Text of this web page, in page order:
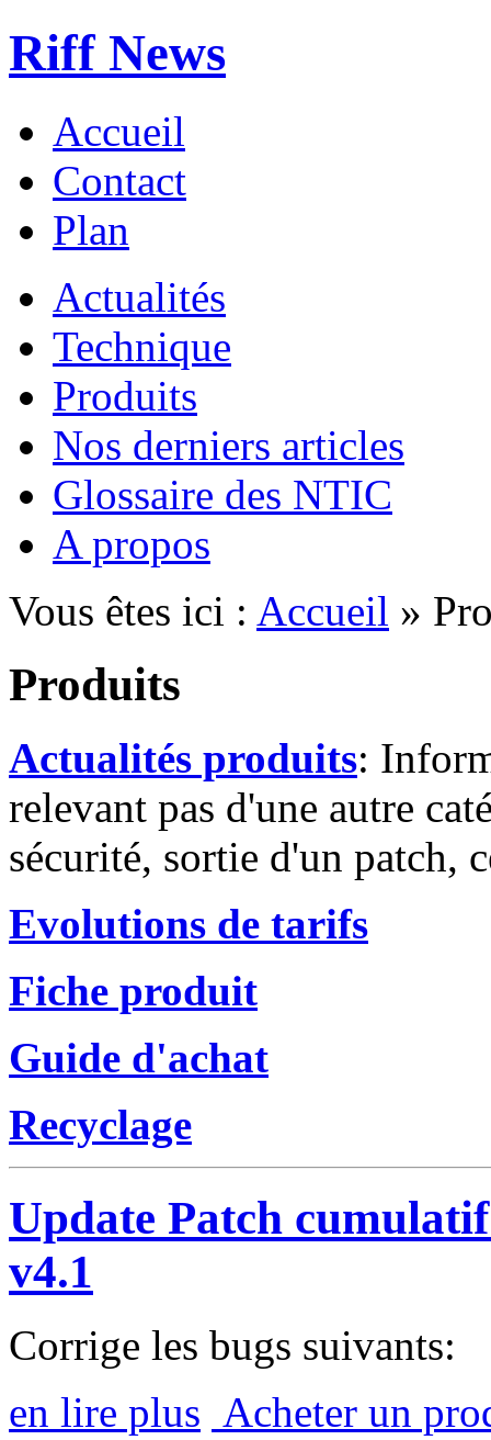
Riff News
Accueil
Contact
Plan
Actualités
Technique
Produits
Nos derniers articles
Glossaire des NTIC
A propos
Vous êtes ici : Accueil »
Produits
Actualités produits:
relevant pas d'une autre
sécurité, sortie d'un patch,
Evolutions de tarifs
Fiche produit
Guide d'achat
Recyclage
Update Patch
v4.1
Corrige les bugs suivants:
en lire plus Acheter un